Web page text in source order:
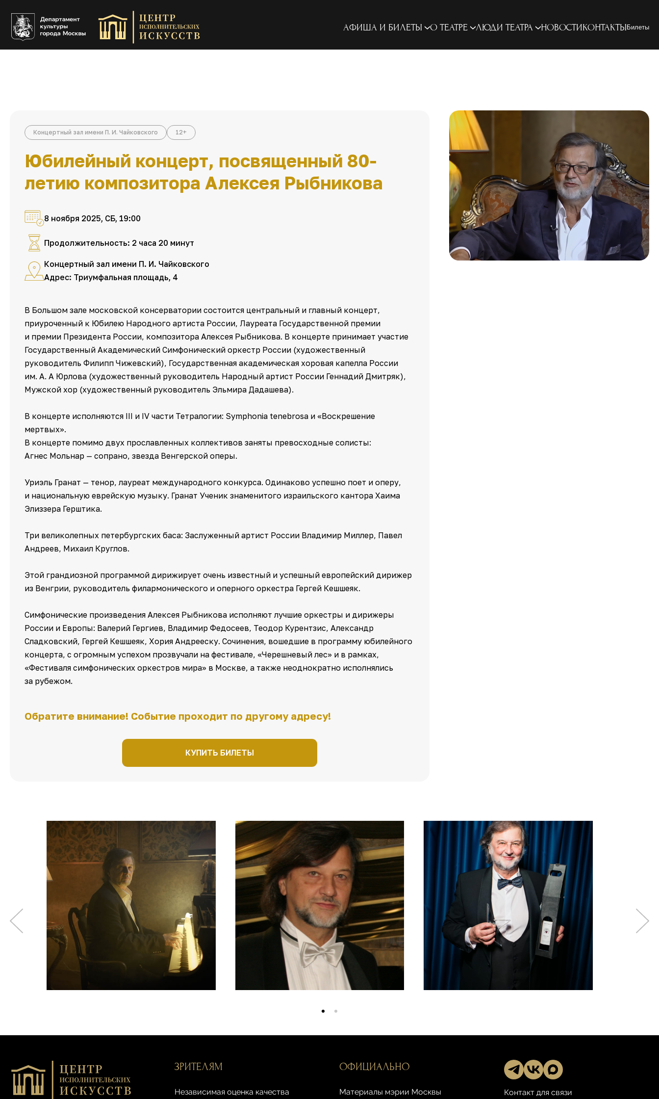
АФИША И БИЛЕТЫ О ТЕАТРЕ ЛЮДИ ТЕАТРА НОВОСТИКОНТАКТЫ Билеты
Концертный зал имени П. И. Чайковского 12+
Юбилейный концерт, посвященный 80-
летию композитора Алексея Рыбникова
8 ноября 2025, СБ, 19:00
Продолжительность: 2 часа 20 минут
Концертный зал имени П. И. Чайковского
Адрес: Триумфальная площадь, 4
В Большом зале московской консерватории состоится центральный и главный концерт,
приуроченный к Юбилею Народного артиста России, Лауреата Государственной премии
и премии Президента России, композитора Алексея Рыбникова. В концерте принимает участие
Государственный Академический Симфонический оркестр России (художественный
руководитель Филипп Чижевский), Государственная академическая хоровая капелла России
им. А. А Юрлова (художественный руководитель Народный артист России Геннадий Дмитряк),
Мужской хор (художественный руководитель Эльмира Дадашева).
В концерте исполняются III и IV части Тетралогии: Symphonia tenebrosa и «Воскрешение
мертвых».
В концерте помимо двух прославленных коллективов заняты превосходные солисты:
Агнес Мольнар — сопрано, звезда Венгерской оперы.
Уриэль Гранат — тенор, лауреат международного конкурса. Одинаково успешно поет и оперу,
и национальную еврейскую музыку. Гранат Ученик знаменитого израильского кантора Хаима
Элиззера Герштика.
Три великолепных петербургских баса: Заслуженный артист России Владимир Миллер, Павел
Андреев, Михаил Круглов.
Этой грандиозной программой дирижирует очень известный и успешный европейский дирижер
из Венгрии, руководитель филармонического и оперного оркестра Гергей Кешшеяк.
Симфонические произведения Алексея Рыбникова исполняют лучшие оркестры и дирижеры
России и Европы: Валерий Гергиев, Владимир Федосеев, Теодор Курентзис, Александр
Сладковский, Гергей Кешшеяк, Хория Андрееску. Сочинения, вошедшие в программу юбилейного
концерта, с огромным успехом прозвучали на фестивале, «Черешневый лес» и в рамках,
«Фестиваля симфонических оркестров мира» в Москве, а также неоднократно исполнялись
за рубежом.
Обратите внимание! Событие проходит по другому адресу!
КУПИТЬ БИЛЕТЫ
ЗРИТЕЛЯМ
Независимая оценка качества
ОФИЦИАЛЬНО
Материалы мэрии Москвы Контакт для связи